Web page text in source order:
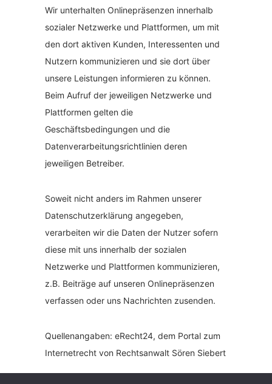
Wir unterhalten Onlinepräsenzen innerhalb
sozialer Netzwerke und Plattformen, um mit
den dort aktiven Kunden, Interessenten und
Nutzern kommunizieren und sie dort über
unsere Leistungen informieren zu können.
Beim Aufruf der jeweiligen Netzwerke und
Plattformen gelten die
Geschäftsbedingungen und die
Datenverarbeitungsrichtlinien deren
jeweiligen Betreiber.
Soweit nicht anders im Rahmen unserer
Datenschutzerklärung angegeben,
verarbeiten wir die Daten der Nutzer sofern
diese mit uns innerhalb der sozialen
Netzwerke und Plattformen kommunizieren,
z.B. Beiträge auf unseren Onlinepräsenzen
verfassen oder uns Nachrichten zusenden.
Quellenangaben: eRecht24, dem Portal zum
Internetrecht von Rechtsanwalt Sören Siebert